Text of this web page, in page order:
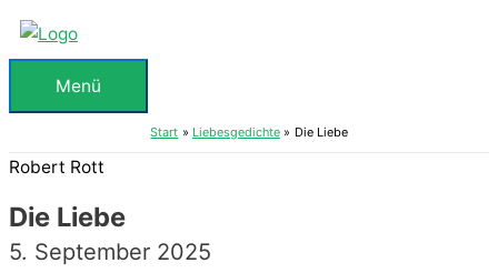
Zum
Inhalt
springenMenü
Menü
Start Liebesgedichte Die Liebe
Robert Rott
Die Liebe
5. September 2025